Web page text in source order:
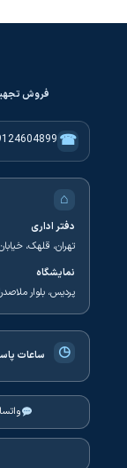
فروش
☎
⌂
دفتر اداری
تهران، قلهک، خیابان
نمایشگاه
پردیس، بلوار
◷ ساعات